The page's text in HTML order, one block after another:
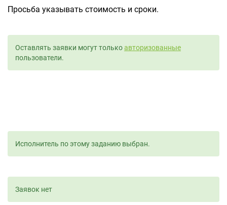
Просьба указывать стоимость и сроки.
Оставлять заявки могут толькоавторизованные
пользователи.
Исполнитель по этому заданию выбран.
Заявок нет